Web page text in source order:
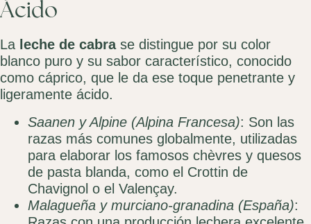
Ácido
La leche de cabrase distingue por su color
blanco puro y su sabor característico, conocido
como cáprico, que le da ese toque penetrante y
ligeramente ácido.
Saanen y Alpine (Alpina Francesa): Son las
razas más comunes globalmente, utilizadas
para elaborar los famosos chèvres y quesos
de pasta blanda, como el Crottin de
Chavignol o el Valençay.
Malagueña y murciano-granadina (España):